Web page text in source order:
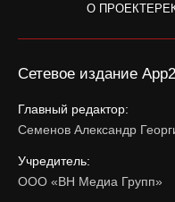
О ПРОЕКТЕ
Сетевое издание
Главный редактор:
Семенов Александр
Учредитель:
ООО «ВН Медиа Групп»